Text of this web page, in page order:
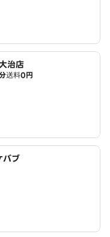
治店
送料0円
バブ